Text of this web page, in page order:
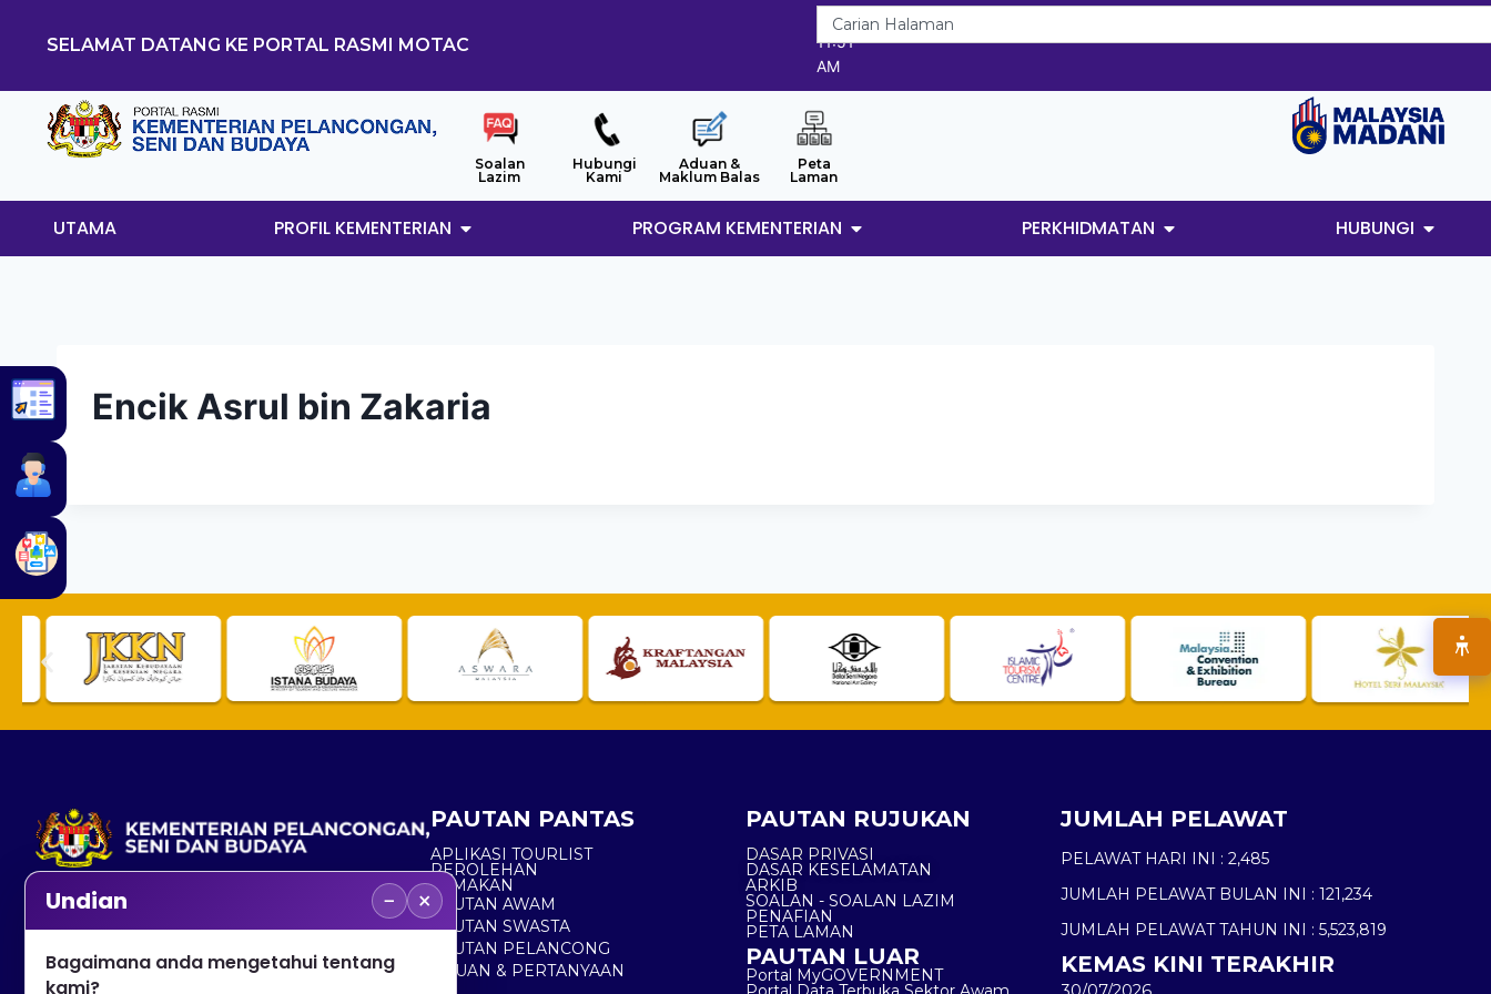
SELAMAT DATANG KE PORTAL RASMI MOTAC
9/8/2026
11:51
AM
Soalan
Lazim
Hubungi
Kami
Aduan &
Maklum Balas
Peta
Laman
UTAMA PROFIL KEMENTERIAN PROGRAM KEMENTERIAN PERKHIDMATAN HUBUNGI
Encik Asrul bin Zakaria
No. 2, Menara 1, Jalan P5/6, Presint 5,
+603 8000 8000
PAUTAN PANTAS
APLIKASI TOURLIST
PEROLEHAN
SEMAKAN
PAUTAN AWAM
PAUTAN SWASTA
PAUTAN PELANCONG
ADUAN & PERTANYAAN
PAUTAN RUJUKAN
DASAR PRIVASI
DASAR KESELAMATAN
ARKIB
SOALAN - SOALAN LAZIM
PENAFIAN
PETA LAMAN
PAUTAN LUAR
Portal MyGOVERNMENT
JUMLAH PELAWAT
PELAWAT HARI INI : 2,485
JUMLAH PELAWAT BULAN INI : 121,234
JUMLAH PELAWAT TAHUN INI : 5,523,819
KEMAS KINI TERAKHIR
Undian − ×
Bagaimana anda mengetahui tentang
kami?